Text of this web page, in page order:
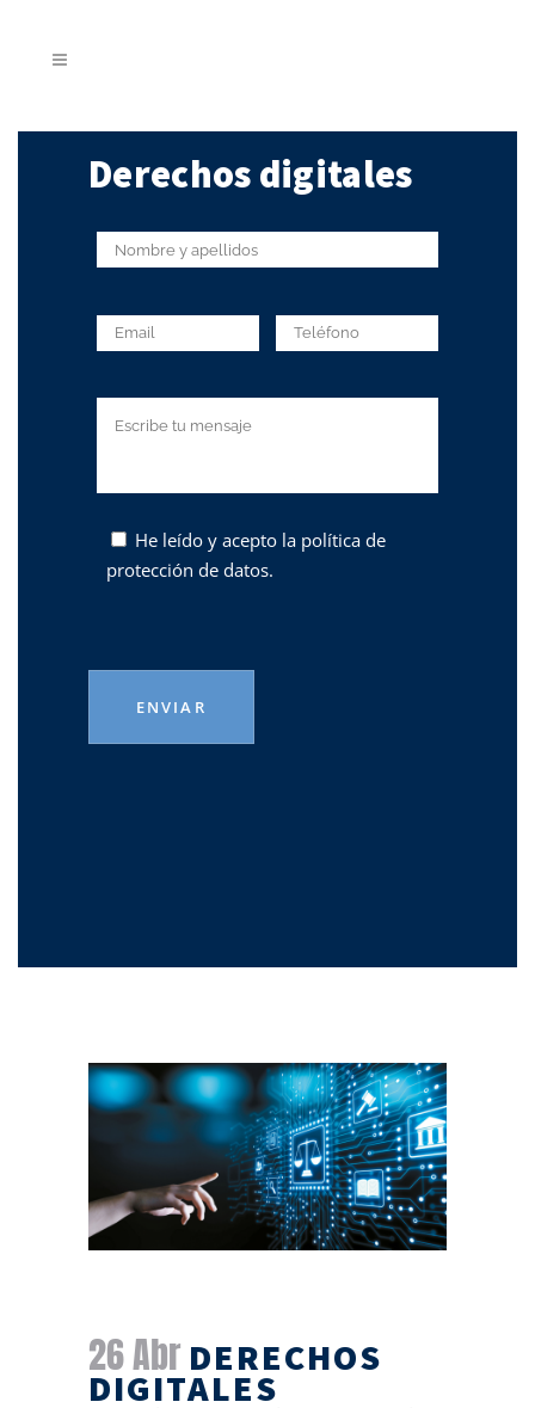
Derechos digitales
He leído y acepto la política de
protección de datos.
26 Abr DERECHOS
DIGITALES